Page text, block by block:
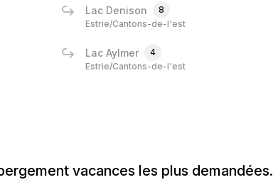
Lac Denison
8
Estrie/Cantons-de-l'est
Lac Aylmer
4
Estrie/Cantons-de-l'est
vacances les plus demandées.